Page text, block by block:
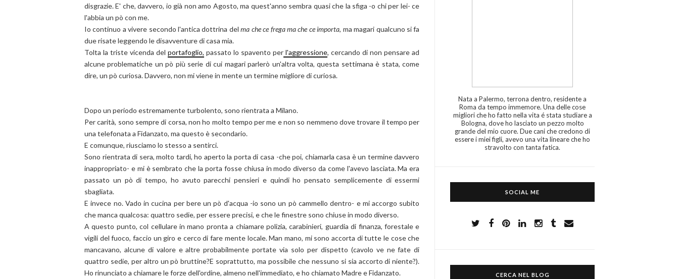
disgrazie. E' che, davvero, io già non amo Agosto, ma quest'anno sembra quasi che la sfiga -o chi per lei- ce
l'abbia un pò con me.
Io continuo a vivere secondo l'antica dottrina delma che ce frega ma che ce importa, ma magari qualcuno si fa
due risate leggendo le disavventure di casa mia.
Tolta la triste vicenda delportafoglio, passato lo spavento per l'aggressione, cercando di non pensare ad
alcune problematiche un pò più serie di cui magari parlerò un'altra volta, questa settimana è stata, come
dire, un pò curiosa. Davvero, non mi viene in mente un termine migliore di curiosa.
Dopo un periodo estremamente turbolento, sono rientrata a Milano.
Per carità, sono sempre di corsa, non ho molto tempo per me e non so nemmeno dove trovare il tempo per
una telefonata a Fidanzato, ma questo è secondario.
E comunque, riusciamo lo stesso a sentirci.
Sono rientrata di sera, molto tardi, ho aperto la porta di casa -che poi, chiamarla casa è un termine davvero
inappropriato- e mi è sembrato che la porta fosse chiusa in modo diverso da come l'avevo lasciata. Ma era
passato un pò di tempo, ho avuto parecchi pensieri e quindi ho pensato semplicemente di essermi
sbagliata.
E invece no. Vado in cucina per bere un pò d'acqua -io sono un pò cammello dentro- e mi accorgo subito
che manca qualcosa: quattro sedie, per essere precisi, e che le finestre sono chiuse in modo diverso.
A questo punto, col cellulare in mano pronta a chiamare polizia, carabinieri, guardia di finanza, forestale e
vigili del fuoco, faccio un giro e cerco di fare mente locale. Man mano, mi sono accorta di tutte le cose che
mancavano, alcune di valore e altre probabilmente portate via solo per dispetto (cavolo ve ne fate di
quattro sedie, per altro un pò bruttine?E soprattutto, ma possibile che nessuno si sia accorto di niente?).
Ho rinunciato a chiamare le forze dell'ordine, almeno nell'immediato, e ho chiamato Madre e Fidanzato.
Nata a Palermo, terrona dentro, residente a
Roma da tempo immemore. Una delle cose
migliori che ho fatto nella vita é stata studiare a
Bologna, dove ho lasciato un pezzo molto
grande del mio cuore. Due cani che credono di
essere i miei figli, avevo una vita lineare che ho
stravolto con tanta fatica.
SOCIAL ME
CERCA NEL BLOG